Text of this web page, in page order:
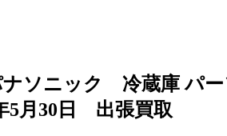
ソニック 冷蔵庫 パー
5月30日 出張買取